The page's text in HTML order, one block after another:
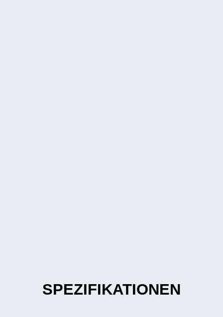
SPEZIFIKATIONEN